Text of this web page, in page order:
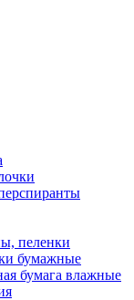
пеленки
бумажные
бумага влажные